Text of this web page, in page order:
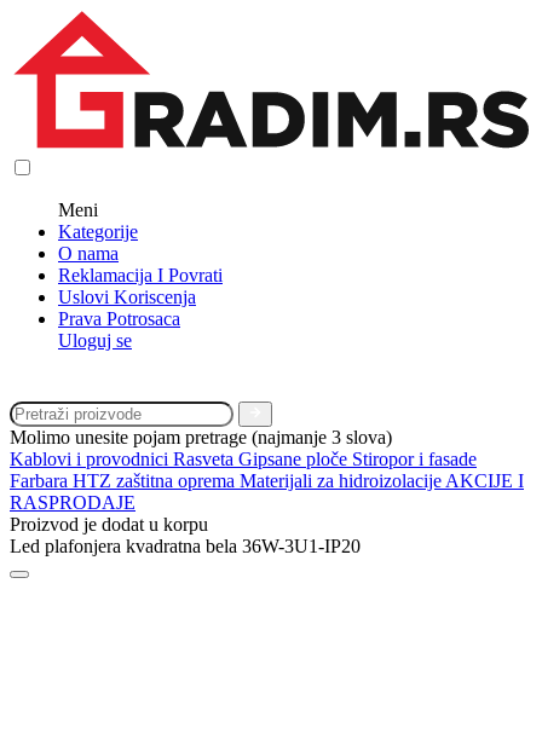
Meni
Kategorije
O nama
Reklamacija I Povrati
Uslovi Koriscenja
Prava Potrosaca
Uloguj se
Molimo unesite pojam pretrage (najmanje 3 slova)
Kablovi i provodnici Rasveta Gipsane ploče Stiropor i fasade
Farbara HTZ zaštitna oprema Materijali za hidroizolacije AKCIJE I
RASPRODAJE
Proizvod je dodat u korpu
Led plafonjera kvadratna bela 36W-3U1-IP20